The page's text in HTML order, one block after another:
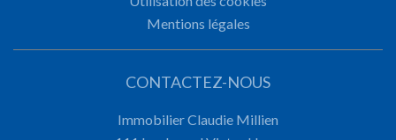
Mentions légales
CONTACTEZ-NOUS
Immobilier Claudie Millien